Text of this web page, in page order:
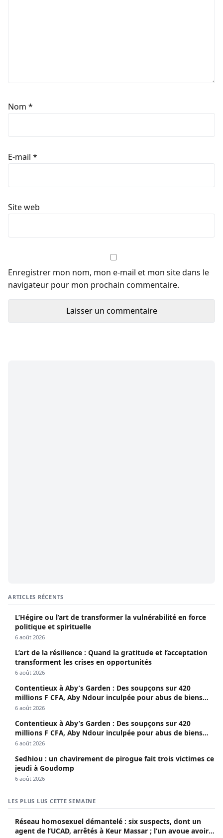
Nom *
E-mail *
Site web
Enregistrer mon nom, mon e-mail et mon site dans le
navigateur pour mon prochain commentaire.
ARTICLES RÉCENTS
L’Hégire ou l’art de transformer la vulnérabilité en force
politique et spirituelle
6 août 2026
L’art de la résilience : Quand la gratitude et l’acceptation
transforment les crises en opportunités
6 août 2026
Contentieux à Aby’s Garden : Des soupçons sur 420
millions F CFA, Aby Ndour inculpée pour abus de biens
sociaux
6 août 2026
Contentieux à Aby’s Garden : Des soupçons sur 420
millions F CFA, Aby Ndour inculpée pour abus de biens
sociaux
6 août 2026
Sedhiou : un chavirement de pirogue fait trois victimes ce
jeudi à Goudomp
6 août 2026
LES PLUS LUS CETTE SEMAINE
Réseau homosexuel démantelé : six suspects, dont un
agent de l’UCAD, arrêtés à Keur Massar ; l’un avoue avoir